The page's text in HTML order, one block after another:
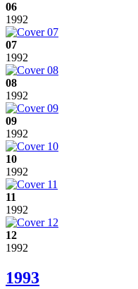
06
1992
07
1992
08
1992
09
1992
10
1992
11
1992
12
1992
1993